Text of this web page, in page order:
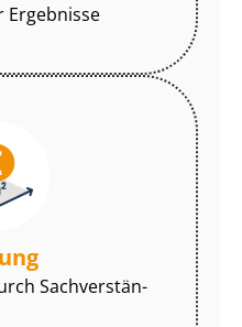
Ergebnisse
Sach­ver­stän­